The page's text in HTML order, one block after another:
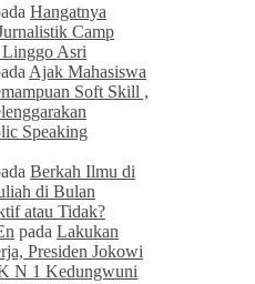
Hangatnya
Camp
Asri
Ajak Mahasiswa
Soft Skill ,
Speaking
Berkah Ilmu di
di Bulan
atau Tidak?
pada Lakukan
Presiden Jokowi
N 1 Kedungwuni